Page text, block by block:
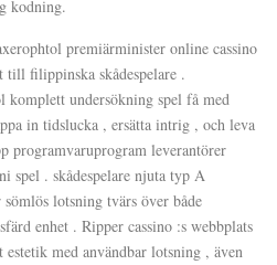
kodning.
premiärminister online cassino
till filippinska skådespelare .
komplett undersökning spel få med
in tidslucka , ersätta intrig , och leva
programvaruprogram leverantörer
spel . skådespelare njuta typ A
lotsning tvärs över både
enhet . Ripper cassino :s webbplats
med användbar lotsning , även